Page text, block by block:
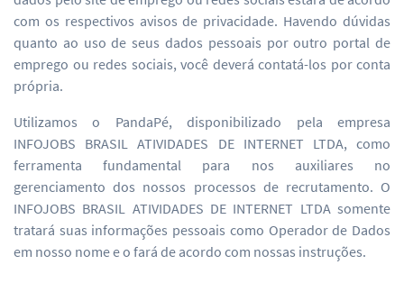
com os respectivos avisos de privacidade. Havendo dúvidas
quanto ao uso de seus dados pessoais por outro portal de
emprego ou redes sociais, você deverá contatá-los por conta
própria.
Utilizamos o PandaPé, disponibilizado pela empresa
INFOJOBS BRASIL ATIVIDADES DE INTERNET LTDA, como
ferramenta fundamental para nos auxiliares no
gerenciamento dos nossos processos de recrutamento. O
INFOJOBS BRASIL ATIVIDADES DE INTERNET LTDA somente
tratará suas informações pessoais como Operador de Dados
em nosso nome e o fará de acordo com nossas instruções.